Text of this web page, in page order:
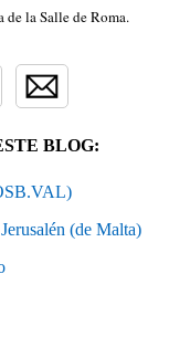
de la Salle de Roma.
BLOG:
(de Malta)